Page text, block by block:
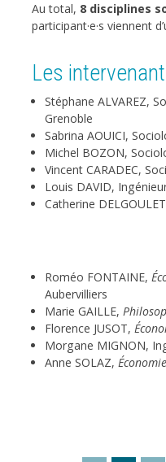
Au total, 8 disciplines
participant·e·s viennent
Les
Stéphane ALVAREZ,
Grenoble
Sabrina AOUICI,
Michel BOZON,
Vincent CARADEC,
Louis DAVID,
Catherine
Roméo FONTAINE,
Aubervilliers
Marie GAILLE,
Florence JUSOT,
Morgane MIGNON,
Anne SOLAZ,